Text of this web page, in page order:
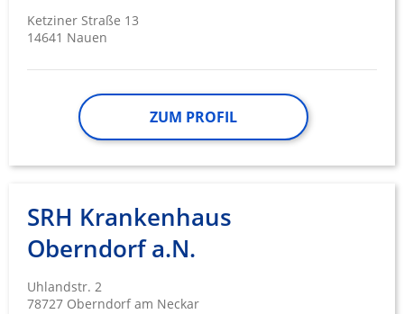
Ketziner Straße 13
14641 Nauen
ZUM PROFIL
SRH Krankenhaus
Oberndorf a.N.
Uhlandstr. 2
78727 Oberndorf am Neckar